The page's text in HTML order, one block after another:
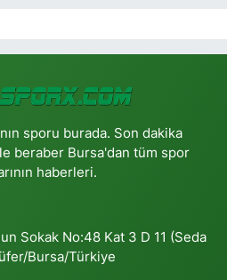
sporu burada. Son dakika
beraber Bursa'dan tüm spor
haberleri.
Sokak No:48 Kat 3 D 11 (Seda
Bursa/Türkiye